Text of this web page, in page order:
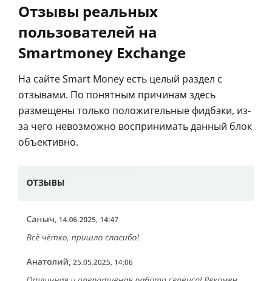
Отзывы реальных
пользователей на
Smartmoney Exchange
На сайте Smart Money есть целый раздел с
отзывами. По понятным причинам здесь
размещены только положительные фидбэки, из-
за чего невозможно воспринимать данный блок
объективно.